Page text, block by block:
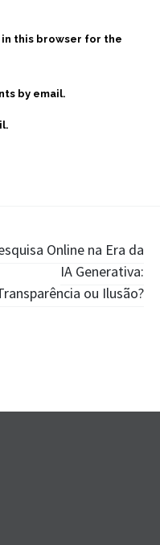
in this browser for the
by email.
Online na Era da
IA Generativa:
ou Ilusão?